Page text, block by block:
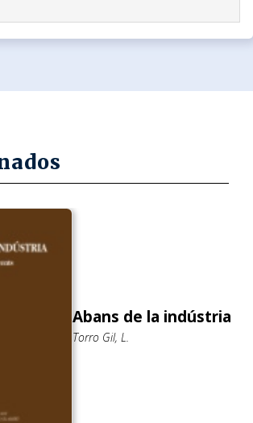
Abans de la indústria
Torro Gil, L.